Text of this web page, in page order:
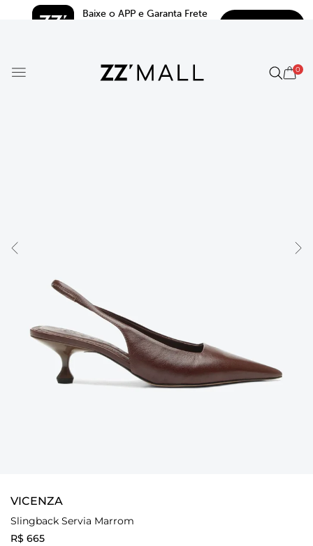
Baixe o APP e Garanta Frete
0
VICENZA
Slingback Servia Marrom
R$ 665